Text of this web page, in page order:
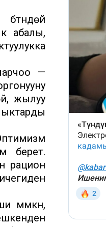
абалы,
—
жылуу
берет.
рацион
мүмкүн,